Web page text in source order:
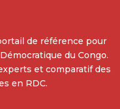
de référence pour
du Congo.
et comparatif des
en RDC.